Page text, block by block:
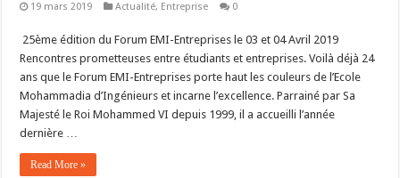
19 mars 2019 Actualité, Entreprise 0
25ème édition du Forum EMI-Entreprises le 03 et 04 Avril 2019
Rencontres prometteuses entre étudiants et entreprises. Voilà déjà 24
ans que le Forum EMI-Entreprises porte haut les couleurs de l’Ecole
Mohammadia d’Ingénieurs et incarne l’excellence. Parrainé par Sa
Majesté le Roi Mohammed VI depuis 1999, il a accueilli l’année
dernière …
Read More »